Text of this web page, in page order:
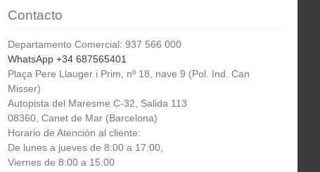
Contacto
Departamento Comercial: 937 566 000
WhatsApp +34 687565401
Plaça Pere Llauger i Prim, nº 18, nave 9 (Pol. Ind. Can
Misser)
Autopista del Maresme C-32, Salida 113
08360, Canet de Mar (Barcelona)
Horario de Atención al cliente:
De lunes a jueves de 8:00 a 17:00,
Viernes de 8:00 a 15:00